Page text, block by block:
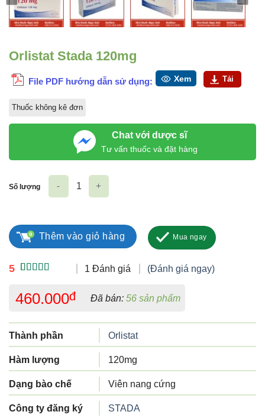
Orlistat Stada 120mg
File PDF hướng dẫn sử dụng: Xem Tải
Thuốc không kê đơn
Chat với dược sĩ
Tư vấn thuốc và đặt hàng
5
đánh giá
1 Đánh giá (Đánh giá ngay)
460.000đ Đã bán: 56 sản phẩm
Thành phần Orlistat
Hàm lượng 120mg
Dạng bào chế Viên nang cứng
Công ty đăng ký STADA
Số lượng
Thêm vào giỏ hàng Mua ngay